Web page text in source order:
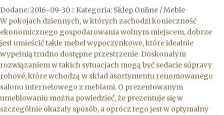
Dodane: 2016-09-30 :: Kategoria: Sklep Online / Meble
W pokojach dziennych, w których zachodzi konieczność
ekonomicznego gospodarowania wolnym miejscem, dobrze
jest umieścić takie mebel wypoczynkowe, które idealnie
wypełnią trudno dostępne przestrzenie. Doskonałym
rozwiązaniem w takich sytuacjach mogą być sedacie súpravy
rohové, które wchodzą w skład asortymentu renomowanego
salonu internetowego z meblami. O prezentowanym
umeblowaniu można powiedzieć, że prezentuje się w
szczególnie okazały sposób, a oprócz tego jest w optymalny